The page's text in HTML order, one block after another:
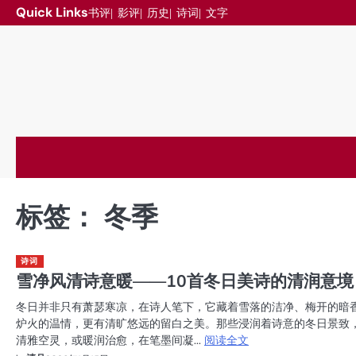
至
Quick Links书评 影评 历史 诗词 文字
标签： 冬季
诗词
雪净风清诗意暖——10首冬日美诗的清润意境
冬日并非只有萧瑟寒凉，在诗人笔下，它藏着雪落的洁净、梅开的暗
炉火的温情，更有清旷悠远的留白之美。那些浸润着诗意的冬日景致
清雅空灵，或暖润治愈，在笔墨间凝... 阅读全文